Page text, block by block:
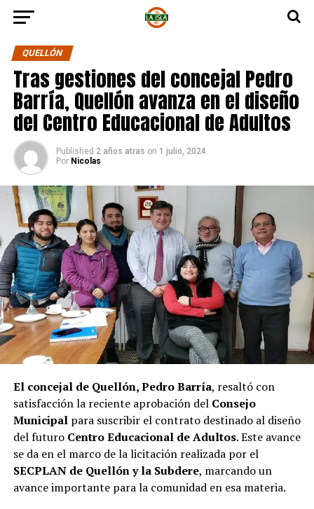
QUELLÓN
Tras gestiones del concejal Pedro
Barría, Quellón avanza en el diseño
del Centro Educacional de Adultos
Published 2 años atras on 1 julio, 2024
Por Nicolas
El concejal de Quellón, Pedro Barría, resaltó con
satisfacción la reciente aprobación del Consejo
Municipalpara suscribir el contrato destinado al diseño
del futuro Centro Educacional de Adultos. Este avance
se da en el marco de la licitación realizada por el
SECPLAN de Quellón y la Subdere, marcando un
avance importante para la comunidad en esa materia.